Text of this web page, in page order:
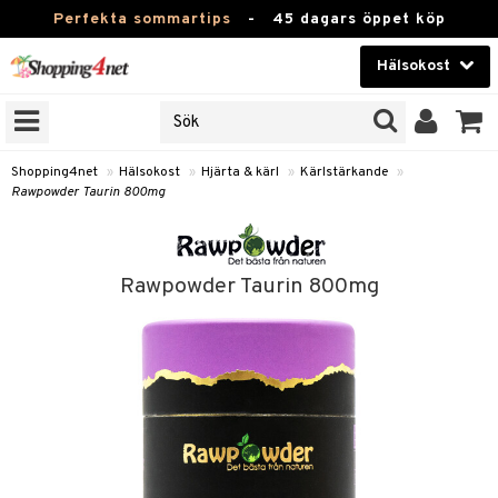
Perfekta sommartips - 45 dagars öppet köp
Hälsokost
Skönhet
Kontaktlinser
Leksaker, Barn & Baby
Shopping4net » Hälsokost » Hjärta & kärl » Kärlstärkande »
Rawpowder Taurin 800mg
Rawpowder Taurin 800mg